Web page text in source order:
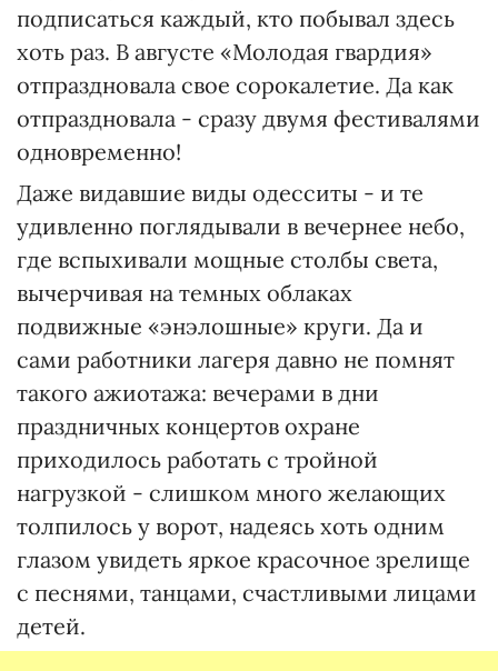
подписаться каждый, кто побывал здесь
хоть раз. В августе «Молодая гвардия»
отпраздновала свое сорокалетие. Да как
отпраздновала - сразу двумя фестивалями
одновременно!
Даже видавшие виды одесситы - и те
удивленно поглядывали в вечернее небо,
где вспыхивали мощные столбы света,
вычерчивая на темных облаках
подвижные «энэлошные» круги. Да и
сами работники лагеря давно не помнят
такого ажиотажа: вечерами в дни
праздничных концертов охране
приходилось работать с тройной
нагрузкой - слишком много желающих
толпилось у ворот, надеясь хоть одним
глазом увидеть яркое красочное зрелище
с песнями, танцами, счастливыми лицами
детей.